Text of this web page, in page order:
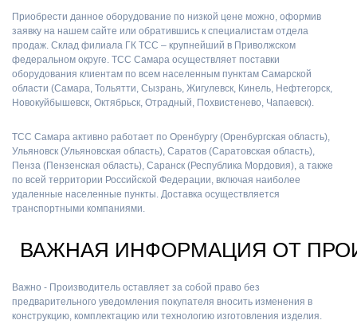
Приобрести данное оборудование по низкой цене можно, оформив
заявку на нашем сайте или обратившись к специалистам отдела
продаж. Склад филиала ГК ТСС – крупнейший в Приволжском
федеральном округе. ТСС Самара осуществляет поставки
оборудования клиентам по всем населенным пунктам Самарской
области (Самара, Тольятти, Сызрань, Жигулевск, Кинель, Нефтегорск,
Новокуйбышевск, Октябрьск, Отрадный, Похвистенево, Чапаевск).
ТСС Самара активно работает по Оренбургу (Оренбургская область),
Ульяновск (Ульяновская область), Саратов (Саратовская область),
Пенза (Пензенская область), Саранск (Республика Мордовия), а также
по всей территории Российской Федерации, включая наиболее
удаленные населенные пункты. Доставка осуществляется
транспортными компаниями.
ВАЖНАЯ ИНФОРМАЦИЯ ОТ
Важно - Производитель оставляет за собой право без
предварительного уведомления покупателя вносить изменения в
конструкцию, комплектацию или технологию изготовления изделия.